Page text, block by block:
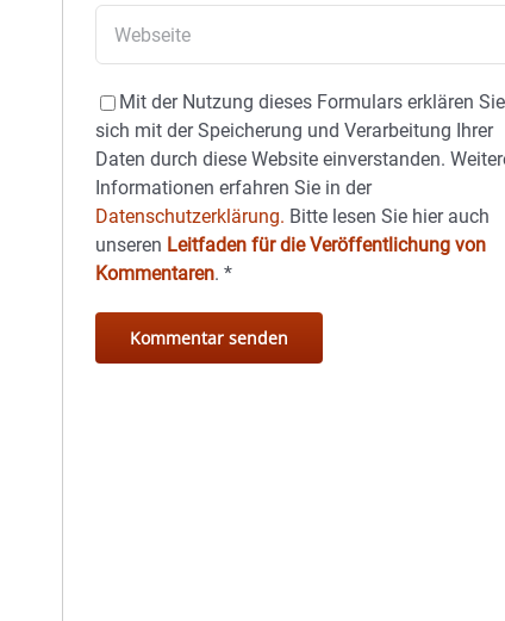
Mit der Nutzung dieses Formulars erklären Sie
sich mit der Speicherung und Verarbeitung Ihrer
Daten durch diese Website einverstanden.
Informationen erfahren Sie in der
Datenschutzerklärung. Bitte lesen Sie hier auch
unseren Leitfaden für die Veröffentlichung von
Kommentaren.*